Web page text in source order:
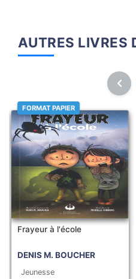
AUTRES LIVRES
FORMAT PAPIER
Frayeur à l'école
DENIS M. BOUCHER
Jeunesse